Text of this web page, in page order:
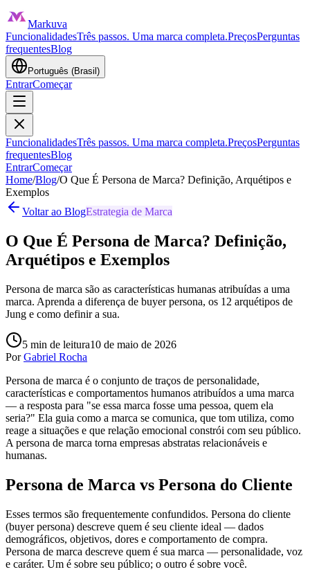
Markuva
FuncionalidadesTrês passos. Uma marca completa.PreçosPerguntas
frequentesBlog
Português (Brasil)
EntrarComeçar
FuncionalidadesTrês passos. Uma marca completa.PreçosPerguntas
frequentesBlog
EntrarComeçar
Home/Blog/O Que É Persona de Marca? Definição, Arquétipos e
Exemplos
Voltar ao BlogEstrategia de Marca
O Que É Persona de Marca? Definição,
Arquétipos e Exemplos
Persona de marca são as características humanas atribuídas a uma
marca. Aprenda a diferença de buyer persona, os 12 arquétipos de
Jung e como definir a sua.
5 min de leitura10 de maio de 2026
Por Gabriel Rocha
Persona de marca é o conjunto de traços de personalidade,
características e comportamentos humanos atribuídos a uma marca
— a resposta para "se essa marca fosse uma pessoa, quem ela
seria?" Ela guia como a marca se comunica, que tom utiliza, como
reage a situações e que relação emocional constrói com seu público.
A persona de marca torna empresas abstratas relacionáveis e
humanas.
Persona de Marca vs Persona do Cliente
Esses termos são frequentemente confundidos. Persona do cliente
(buyer persona) descreve quem é seu cliente ideal — dados
demográficos, objetivos, dores e comportamento de compra.
Persona de marca descreve quem é sua marca — personalidade, voz
e caráter. Um é sobre seu público; o outro é sobre você.